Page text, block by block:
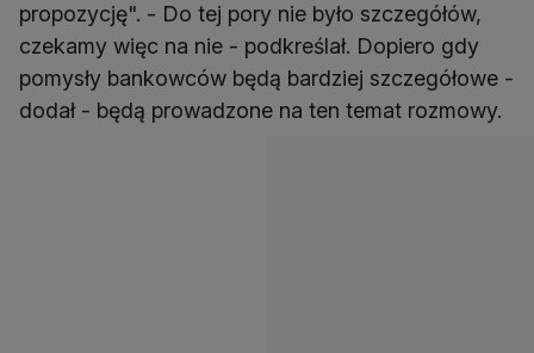
propozycję". - Do tej pory nie było szczegółów,
czekamy więc na nie - podkreślał. Dopiero gdy
pomysły bankowców będą bardziej szczegółowe -
dodał - będą prowadzone na ten temat rozmowy.